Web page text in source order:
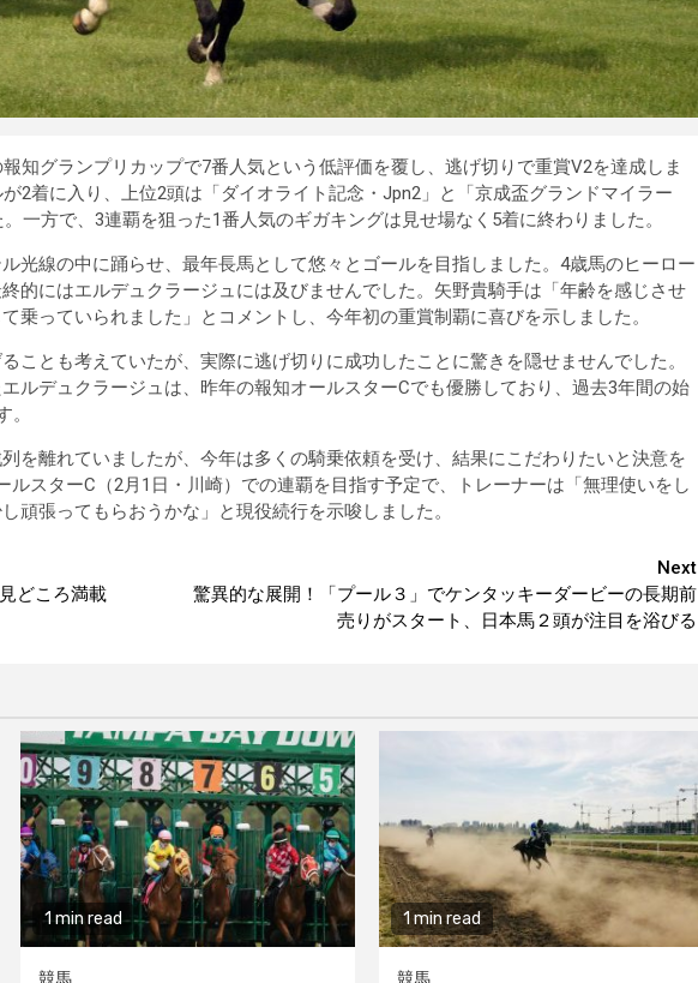
知グランプリカップで7番人気という低評価を覆し、逃げ切りで重賞V2を達成しま
2着に入り、上位2頭は「ダイオライト記念・Jpn2」と「京成盃グランドマイラー
一方で、3連覇を狙った1番人気のギガキングは見せ場なく5着に終わりました。
光線の中に踊らせ、最年長馬として悠々とゴールを目指しました。4歳馬のヒーロー
的にはエルデュクラージュには及びませんでした。矢野貴騎手は「年齢を感じさせ
乗っていられました」とコメントし、今年初の重賞制覇に喜びを示しました。
ことも考えていたが、実際に逃げ切りに成功したことに驚きを隠せませんでした。
ルデュクラージュは、昨年の報知オールスターCでも優勝しており、過去3年間の始
を離れていましたが、今年は多くの騎乗依頼を受け、結果にこだわりたいと決意を
ルスターC（2月1日・川崎）での連覇を目指す予定で、トレーナーは「無理使いをし
頑張ってもらおうかな」と現役続行を示唆しました。
どころ満載
Next
驚異的な展開！「プール３」でケンタッキーダービーの長期前
売りがスタート、日本馬２頭が注目を浴びる
1 min read
競馬
1 min read
競馬